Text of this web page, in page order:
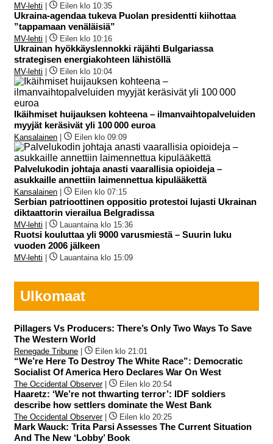
MV-lehti | Eilen klo 10:35
Ukraina-agendaa tukeva Puolan presidentti kiihottaa
”tappamaan venäläisiä”
MV-lehti | Eilen klo 10:16
Ukrainan hyökkäyslennokki räjähti Bulgariassa
strategisen energiakohteen lähistöllä
MV-lehti | Eilen klo 10:04
Ikäihmiset huijauksen kohteena – ilmanvaihtopalveluiden
myyjät keräsivät yli 100 000 euroa
Kansalainen | Eilen klo 09:09
Palvelukodin johtaja anasti vaarallisia opioideja –
asukkaille annettiin laimennettua kipulääkettä
Kansalainen | Eilen klo 07:15
Serbian patrioottinen oppositio protestoi lujasti Ukrainan
diktaattorin vierailua Belgradissa
MV-lehti | Lauantaina klo 15:36
Ruotsi kouluttaa yli 9000 varusmiestä – Suurin luku
vuoden 2006 jälkeen
MV-lehti | Lauantaina klo 15:09
Ulkomaat
Pillagers Vs Producers: There’s Only Two Ways To Save
The Western World
Renegade Tribune | Eilen klo 21:01
“We’re Here To Destroy The White Race”: Democratic
Socialist Of America Hero Declares War On West
The Occidental Observer| Eilen klo 20:54
Haaretz: ‘We’re not thwarting terror’: IDF soldiers
describe how settlers dominate the West Bank
The Occidental Observer| Eilen klo 20:25
Mark Wauck: Trita Parsi Assesses The Current Situation
And The New ‘Lobby’ Book